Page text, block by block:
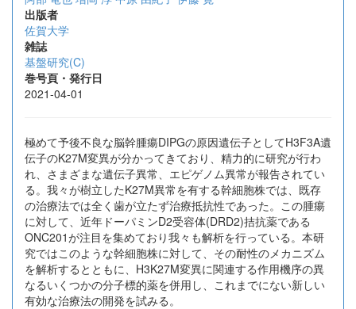
出版者
佐賀大学
雑誌
基盤研究(C)
巻号頁・発行日
2021-04-01
極めて予後不良な脳幹腫瘍DIPGの原因遺伝子としてH3F3A遺
伝子のK27M変異が分かってきており、精力的に研究が行わ
れ、さまざまな遺伝子異常、エピゲノム異常が報告されてい
る。我々が樹立したK27M異常を有する幹細胞株では、既存
の治療法では全く歯が立たず治療抵抗性であった。この腫瘍
に対して、近年ドーパミンD2受容体(DRD2)拮抗薬である
ONC201が注目を集めており我々も解析を行っている。本研
究ではこのような幹細胞株に対して、その耐性のメカニズム
を解析するとともに、H3K27M変異に関連する作用機序の異
なるいくつかの分子標的薬を併用し、これまでにない新しい
有効な治療法の開発を試みる。